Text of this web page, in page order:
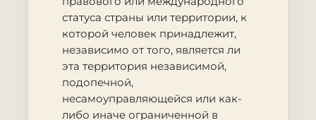
статуса страны или территории, к
которой человек принадлежит,
независимо от того, является ли
эта территория независимой,
подопечной,
несамоуправляющейся или как-
либо иначе ограниченной в